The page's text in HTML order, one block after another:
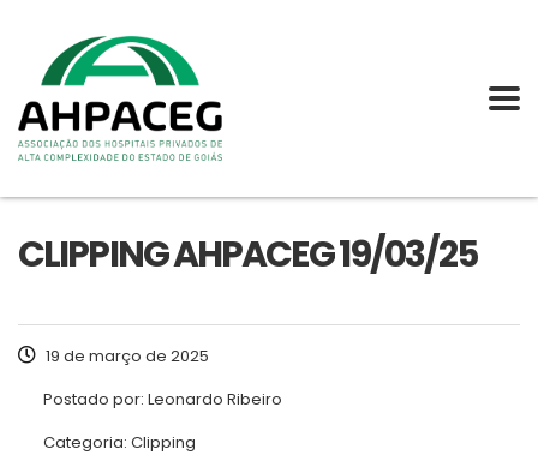
CLIPPING AHPACEG 19/03/25
19 de março de 2025
Postado por: Leonardo Ribeiro
Categoria: Clipping